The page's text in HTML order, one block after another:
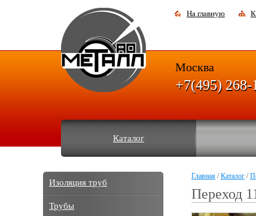
На главную
Каталог
Москва
+7(495) 268-
Главная /Каталог /
Переход
Изоляция труб
Трубы